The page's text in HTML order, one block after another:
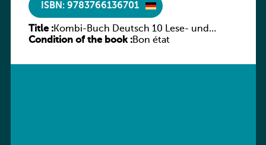
ISBN: 9783766136701
Title :Kombi-Buch Deutsch 10 Lese- und
Sprachbuch
Condition of the book :Bon état